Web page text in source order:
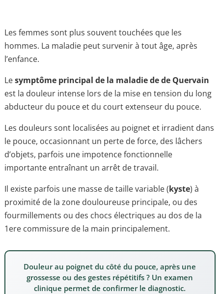
Les femmes sont plus souvent touchées que les
hommes. La maladie peut survenir à tout âge, après
l’enfance.
Lesymptôme principal de la maladie de de Quervain
est la douleur intense lors de la mise en tension du long
abducteur du pouce et du court extenseur du pouce.
Les douleurs sont localisées au poignet et irradient dans
le pouce, occasionnant un perte de force, des lâchers
d’objets, parfois une impotence fonctionnelle
importante entraînant un arrêt de travail.
Il existe parfois une masse de taille variable (kyste) à
proximité de la zone douloureuse principale, ou des
fourmillements ou des chocs électriques au dos de la
1ere commissure de la main principalement.
Douleur au poignet du côté du pouce, après une
grossesse ou des gestes répétitifs ? Un examen
clinique permet de confirmer le diagnostic.